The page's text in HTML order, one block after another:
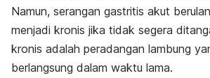
Namun, serangan gastritis akut
menjadi kronis jika tidak segera
kronis adalah peradangan lambung
berlangsung dalam waktu lama.